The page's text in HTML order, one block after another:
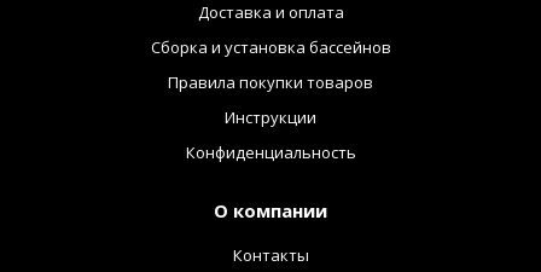
Доставка и оплата
Сборка и установка бассейнов
Правила покупки товаров
Инструкции
Конфиденциальность
О компании
Контакты